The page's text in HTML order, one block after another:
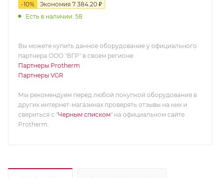
-10% Экономия 7 384.20 ₽
Есть в наличии: 58
Вы можете купить данное оборудование у официального
партнера ООО "ВГР" в своем регионе:
Партнеры Protherm
Партнеры VGR
Мы рекомендуем перед любой покупкой оборудования в
других интернет-магазинах проверять отзывы на них и
свериться с "Черным списком" на официальном сайте
Protherm.